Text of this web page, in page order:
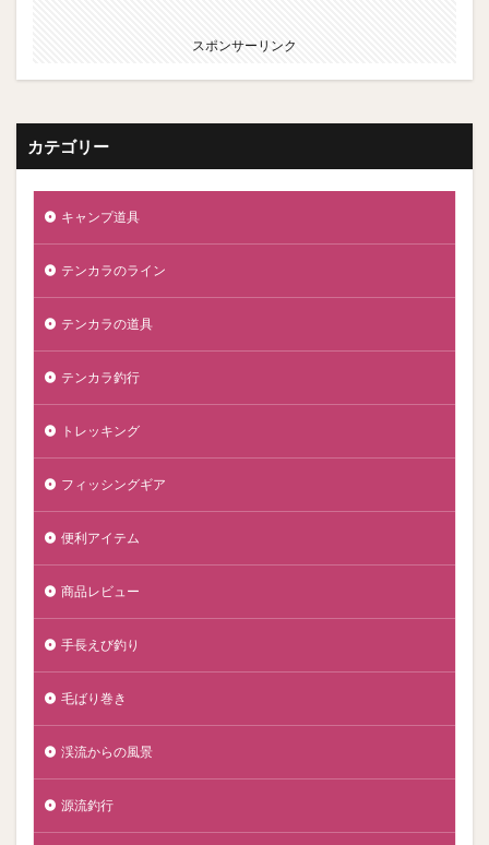
スポンサーリンク
カテゴリー
キャンプ道具
テンカラのライン
テンカラの道具
テンカラ釣行
トレッキング
フィッシングギア
便利アイテム
商品レビュー
手長えび釣り
毛ばり巻き
渓流からの風景
源流釣行